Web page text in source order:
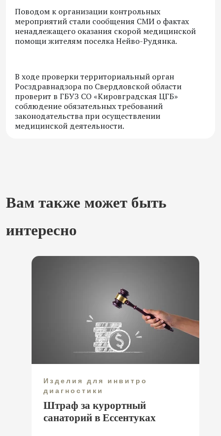
Поводом к организации контрольных
мероприятий стали сообщения СМИ о фактах
ненадлежащего оказания скорой медицинской
помощи жителям поселка Нейво-Рудянка.
В ходе проверки территориальный орган
Росздравнадзора по Свердловской области
проверит в ГБУЗ СО «Кировградская ЦГБ»
соблюдение обязательных требований
законодательства при осуществлении
медицинской деятельности.
Вам также может быть
интересно
Изделия для инвитро
диагностики
Штраф за курортный
санаторий в Ессентуках